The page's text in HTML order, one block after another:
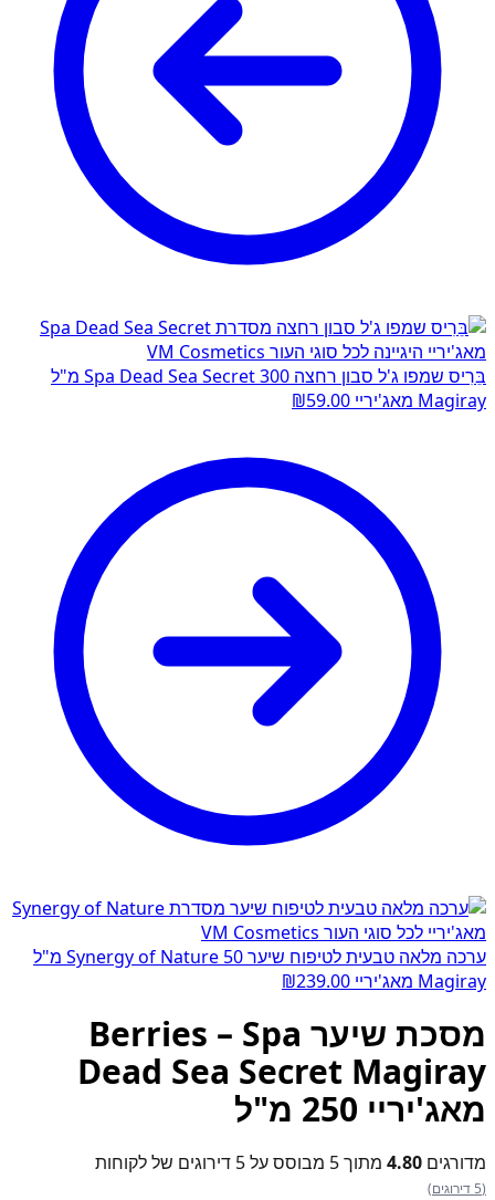
בֵּרִיס שמפו ג'ל סבון רחצה Spa Dead Sea Secret 300 מ"ל
Magiray מאג'יריי
₪59.00
ערכה מלאה טבעית לטיפוח שיער Synergy of Nature 50 מ"ל
Magiray מאג'יריי
₪239.00
מסכת שיער Berries – Spa
Dead Sea Secret Magiray
מאג'יריי 250 מ"ל
מדורגים 4.80 מתוך 5 מבוסס על 5 דירוגים של לקוחות
(5 דירוגים)